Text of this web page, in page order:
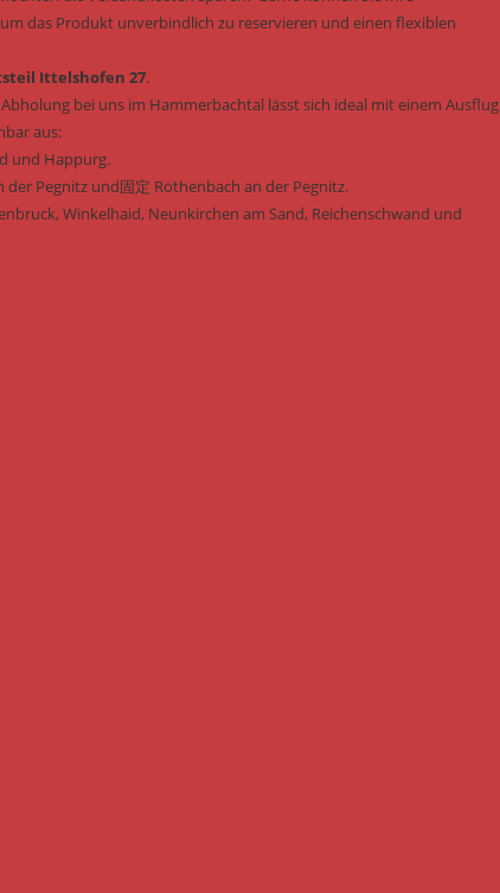
das Produkt unverbindlich zu reservieren und einen flexiblen
Ittelshofen 27.
Abholung bei uns im Hammerbachtal lässt sich ideal mit einem Ausflug
aus:
und Happurg.
Pegnitz und固定 Röthenbach an der Pegnitz.
Winkelhaid, Neunkirchen am Sand, Reichenschwand und